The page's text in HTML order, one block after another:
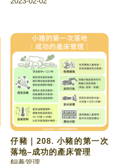
仔豬｜208. 小豬的第一次
落地–成功的產床管理
飼養管理